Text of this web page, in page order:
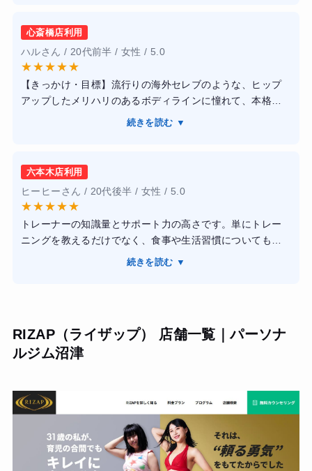
トレーナーの方々が皆さん現役のフィジーク選手などで、
指導の説得力が違います。フォームの細かな修正から、モ
チベーションを維持する声掛けまで完璧でした。施設も非
常に清潔で高級感があり、通うのが楽しみになる空間で
す。無理な食事制限はなく、糖質を適切に摂りながら体を
作る方針も自分に合っていました。
正しいトレーニング習慣が身についたのが最大の収穫で
す。
心斎橋店利用
ハルさん / 20代前半 / 女性 / 5.0
★★★★★
【きっかけ・目標】流行りの海外セレブのような、ヒップ
アップしたメリハリのあるボディラインに憧れて、本格的
なボディメイクを目的に入会しました。
は非常にフレンドリーで、私の目指す体型に特化したスク
ワットのバリエーションやマシンの使い方を網羅的に教え
てくれました。モチベーションが落ちそうな時も上手く言
葉をかけて引っ張ってくれました。
【結果・変化】3ヶ月の継続でお尻の位置が目に見えて上が
り、ウエストとの高低差がはっきりした綺麗なシルエット
を作ることができました。食事の栄養バランスへの知識も
続きを読む ▼
六本木店利用
ヒーヒーさん / 20代後半 / 女性 / 5.0
★★★★★
トレーナーの知識量とサポート力の高さです。単にトレー
ニングを教えるだけでなく、食事や生活習慣についても細
かくアドバイスしてもらえるため、無理なく続けることが
く、本気で身体を変えたい人には満足度の高いジムだと感
じました。
続きを読む ▼
RIZAP（ライザップ） 店舗一覧｜パーソナ
ルジム沼津